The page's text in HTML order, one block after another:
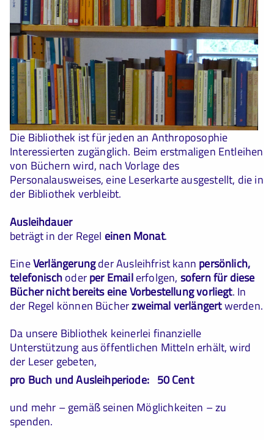
Die Bibliothek ist für jeden an Anthroposophie
Interessierten zugänglich. Beim erstmaligen Entleihen
von Büchern wird, nach Vorlage des
Personalausweises, eine Leserkarte ausgestellt, die in
der Bibliothek verbleibt.
Ausleihdauer
beträgt in der Regel einen Monat.
EineVerlängerungder Ausleihfrist kann persönlich,
telefonischoderper Emailerfolgen, sofern für diese
Bücher nicht bereits eine Vorbestellung vorliegt. In
der Regel können Bücherzweimal verlängertwerden.
Da unsere Bibliothek keinerlei finanzielle
Unterstützung aus öffentlichen Mitteln erhält, wird
der Leser gebeten,
pro Buch und Ausleihperiode: 50 Cent
und mehr – gemäß seinen Möglichkeiten – zu
spenden.